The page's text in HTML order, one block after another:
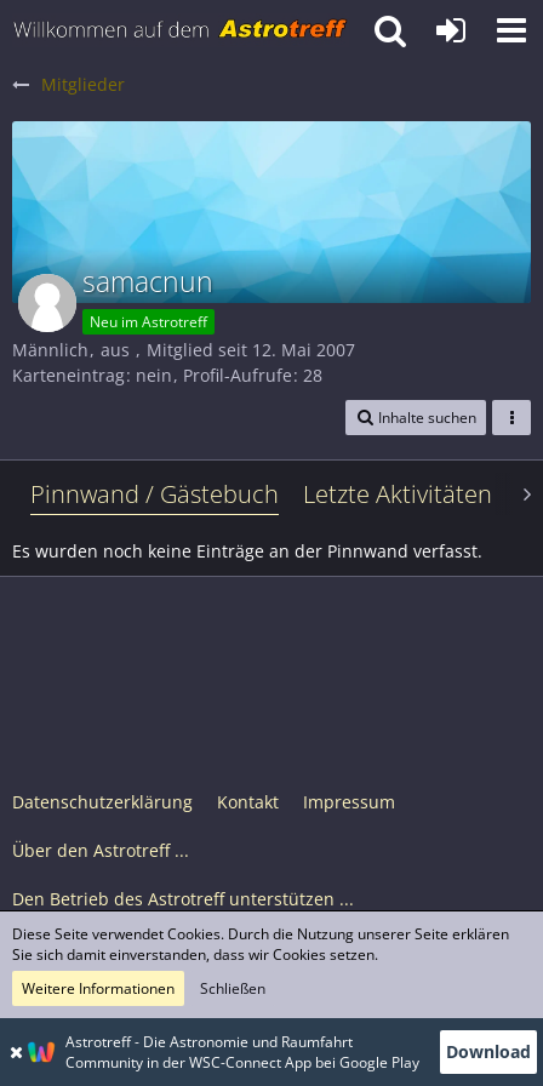
Mitglieder
samacnun
Neu im Astrotreff
Männlich aus
Mitglied seit 12. Mai 2007
Karteneintrag nein Profil-Aufrufe 28
Inhalte suchen
Pinnwand / Gästebuch Letzte Aktivitäten
Es wurden noch keine Einträge an der Pinnwand verfasst.
Datenschutzerklärung Kontakt Impressum
Über den Astrotreff ...
Den Betrieb des Astrotreff unterstützen ...
Nutzungsbedingungen
© Astrotreff 2001-2026, lizenziert unter CC BY-SA,
sofern für einzelne Inhalte nicht anders angegeben
Astrotreff - Die Astronomie und Raumfahrt
Community in der WSC-Connect App bei Google Play
Download
Diese Seite verwendet Cookies. Durch die Nutzung unserer Seite erklären
Sie sich damit einverstanden, dass wir Cookies setzen.
Weitere Informationen
Schließen